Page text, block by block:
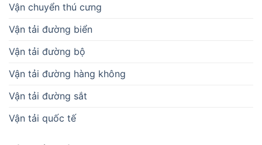
Vận chuyển thú cưng
Vận tải đường biển
Vận tải đường bộ
Vận tải đường hàng không
Vận tải đường sắt
Vận tải quốc tế